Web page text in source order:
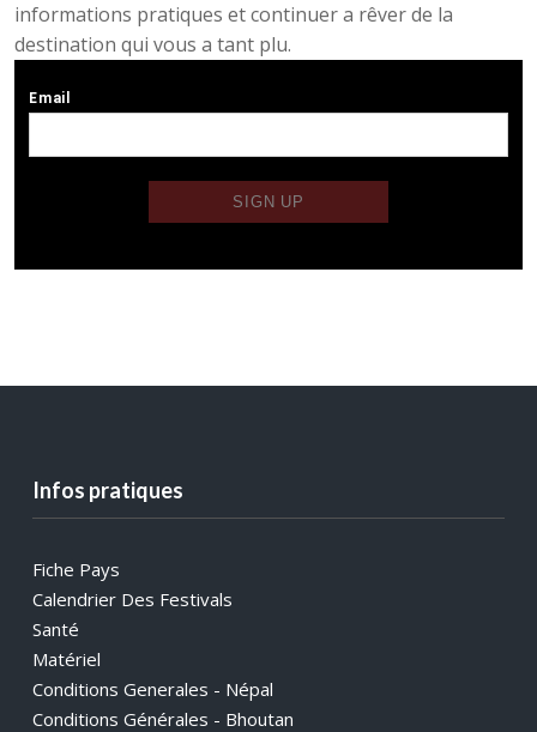
informations pratiques et continuer a rêver de la
destination qui vous a tant plu.
Infos pratiques
Fiche Pays
Calendrier Des Festivals
Santé
Matériel
Conditions Generales - Népal
Conditions Générales - Bhoutan